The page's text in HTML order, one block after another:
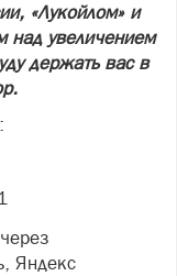
«Лукойлом» и
над увеличением
держать вас в
Яндекс